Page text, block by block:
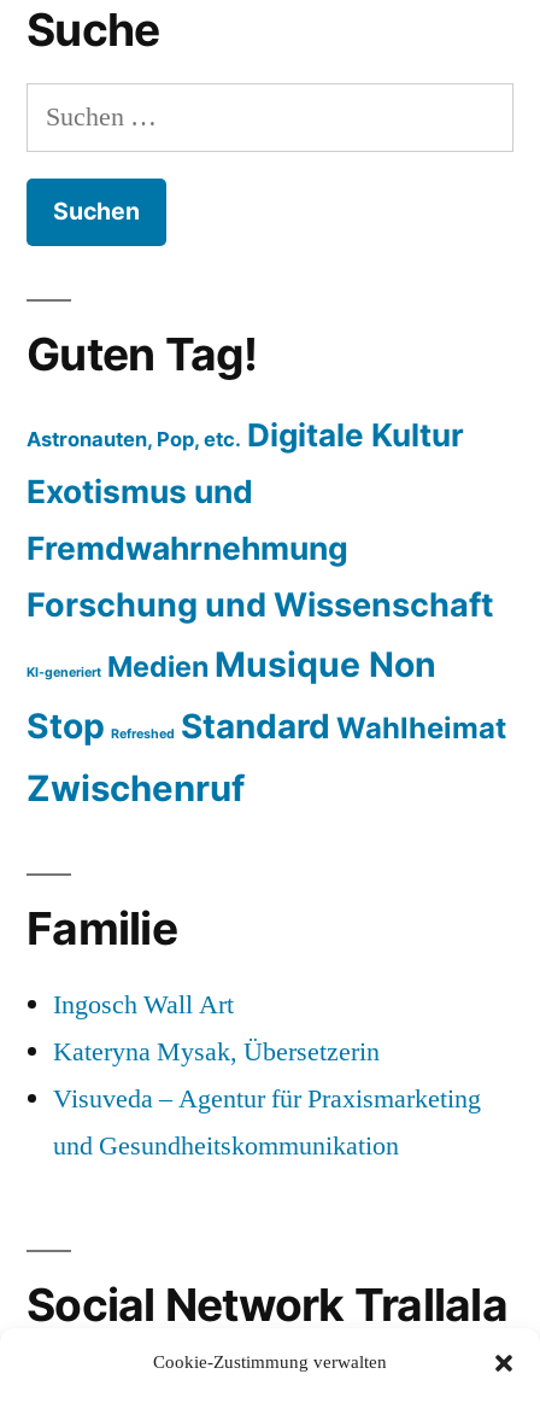
Cookie-Zustimmung verwalten
Suche
Suchen
nach:
Guten Tag!
Astronauten, Pop, etc. Digitale Kultur
Exotismus und
Fremdwahrnehmung
Forschung und Wissenschaft
KI-generiert Medien Musique Non
Stop Refreshed Standard Wahlheimat
Zwischenruf
Familie
Ingosch Wall Art
Kateryna Mysak, Übersetzerin
Visuveda – Agentur für Praxismarketing
und Gesundheitskommunikation
Social Network Trallala